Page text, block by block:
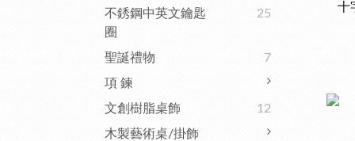
不銹鋼中英文鑰匙
圈
25
聖誕禮物
7
項 鍊
文創樹脂桌飾
12
木製藝術桌/掛飾
十